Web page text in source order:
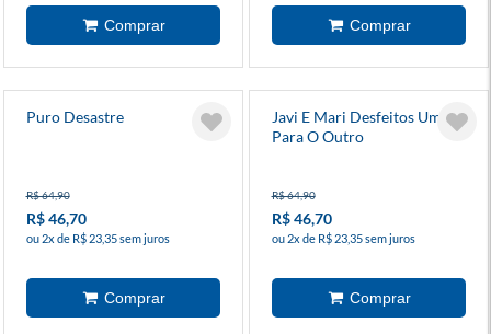
Puro Desastre
R$ 64,90
R$ 46,70
ou 2x de R$ 23,35 sem juros
Javi E Mari Desfeitos Um
Para O Outro
R$ 64,90
R$ 46,70
ou 2x de R$ 23,35 sem juros